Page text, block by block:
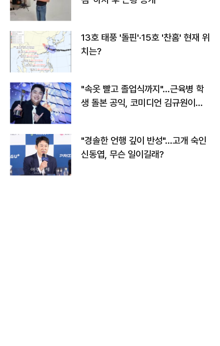
13호 태풍 '돌핀'·15호 '찬홈' 현재 위
치는?
"속옷 빨고 졸업식까지"…근육병 학
생 돌본 공익, 코미디언 김규원이었
"경솔한 언행 깊이 반성"…고개 숙인
신동엽, 무슨 일이길래?